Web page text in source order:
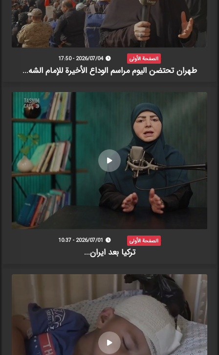
الصفحة الأولى 2026/07/04 - 17:50
طهران تحتضن اليوم مراسم الوداع الأخيرة للإمام الشه...
الصفحة الأولى 2026/07/01 - 10:37
تركيا بعد ايران...